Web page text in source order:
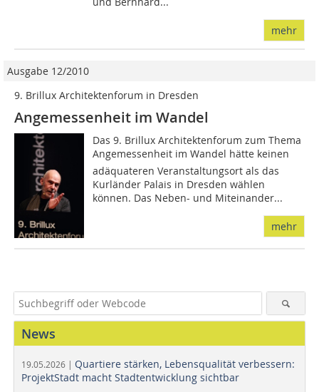
mehr
Ausgabe 12/2010
9. Brillux Architektenforum in Dresden
Angemessenheit im Wandel
Das 9. Brillux Architektenforum zum Thema
Angemessenheit im Wandel hätte keinen
adäquateren Veranstaltungsort als das
Kurländer Palais in Dresden wählen
können. Das Neben- und Miteinander...
mehr
News
19.05.2026 | Quartiere stärken, Lebensqualität verbessern:
ProjektStadt macht Stadtentwicklung sichtbar